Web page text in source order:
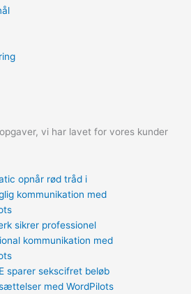
vi har lavet for vores kunder
opnår rød tråd i
kommunikation med
sikrer professionel
kommunikation med
sparer sekscifret beløb
med WordPilots